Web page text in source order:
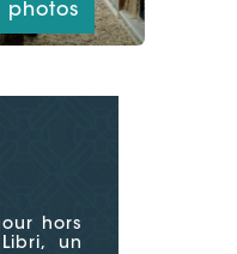
photos
hors
un